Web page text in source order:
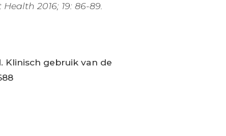
2016; 19: 86-89.
Klinisch gebruik van de